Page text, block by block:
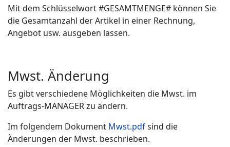
Mit dem Schlüsselwort #GESAMTMENGE# können Sie
die Gesamtanzahl der Artikel in einer Rechnung,
Angebot usw. ausgeben lassen.
Mwst. Änderung
Es gibt verschiedene Möglichkeiten die Mwst. im
Auftrags-MANAGER zu ändern.
Im folgendem Dokument Mwst.pdfsind die
Änderungen der Mwst. beschrieben.